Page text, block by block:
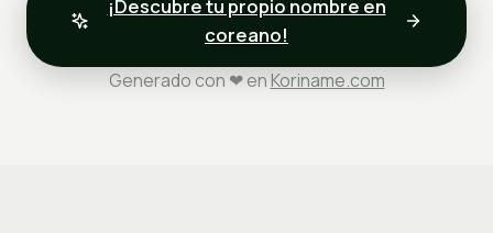
¡Descubre tu propio nombre en
coreano!
Generado con ❤ en Koriname.com